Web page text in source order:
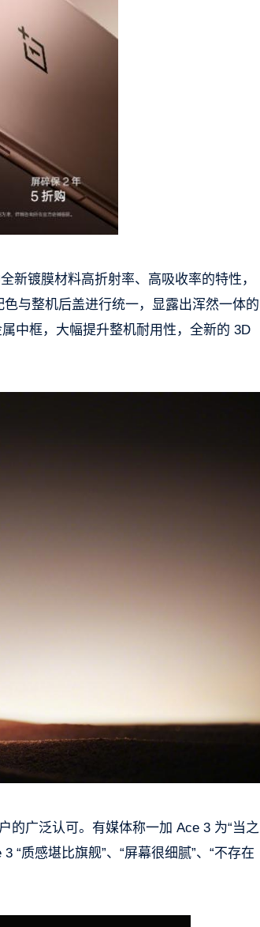
新镀膜材料高折射率、高吸收率的特性，
与整机后盖进行统一，显露出浑然一体的
中框，大幅提升整机耐用性，全新的 3D
的广泛认可。有媒体称一加 Ace 3 为“当之
“质感堪比旗舰”、“屏幕很细腻”、“不存在